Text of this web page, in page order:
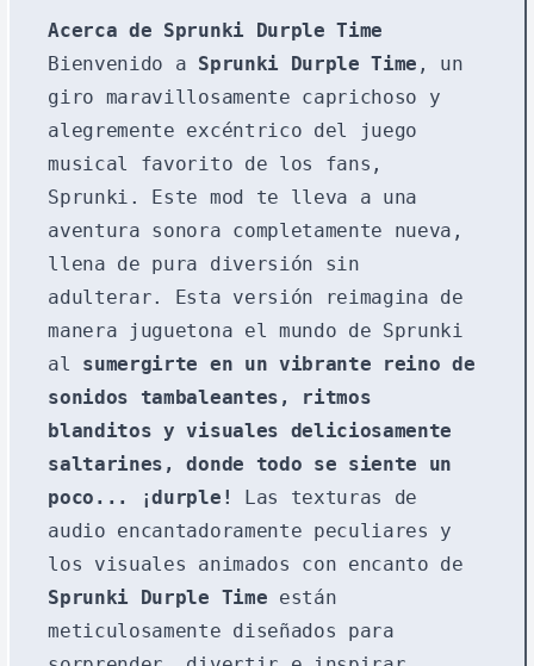
Acerca de Sprunki Durple Time
Bienvenido a Sprunki Durple Time , un
giro maravillosamente caprichoso y
alegremente excéntrico del juego
musical favorito de los fans,
Sprunki. Este mod te lleva a una
aventura sonora completamente nueva,
llena de pura diversión sin
adulterar. Esta versión reimagina de
manera juguetona el mundo de Sprunki
al sumergirte en un vibrante reino de
sonidos tambaleantes, ritmos
blanditos y visuales deliciosamente
saltarines, donde todo se siente un
poco... ¡durple!
Las texturas de
audio encantadoramente peculiares y
los visuales animados con encanto de
Sprunki Durple Time están
meticulosamente diseñados para